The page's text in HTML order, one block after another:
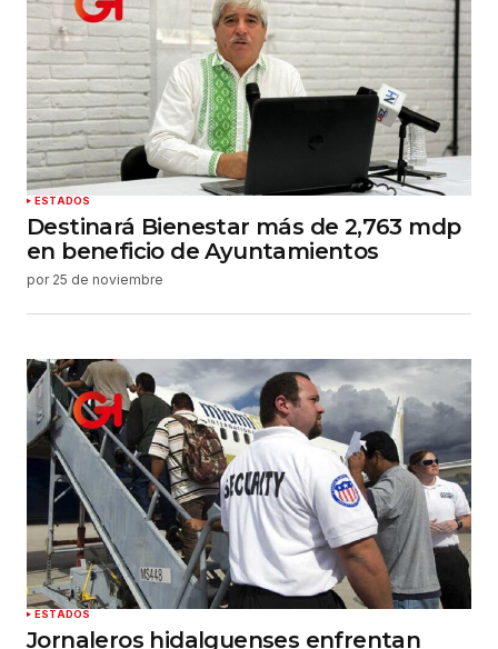
ESTADOS
Destinará Bienestar más de 2,763 mdp
en beneficio de Ayuntamientos
por 25 de noviembre
ESTADOS
Jornaleros hidalguenses enfrentan